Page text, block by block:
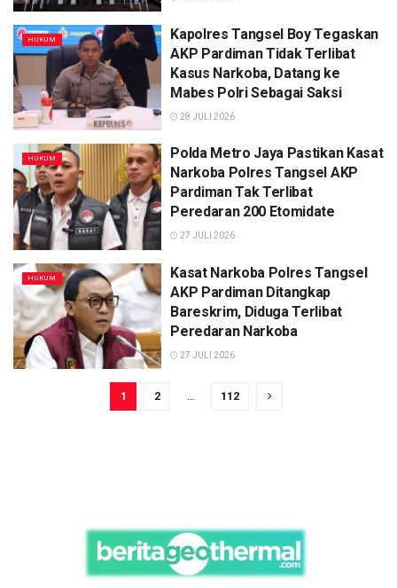
HUKUM
Kapolres Tangsel Boy Tegaskan
AKP Pardiman Tidak Terlibat
Kasus Narkoba, Datang ke
Mabes Polri Sebagai Saksi
28 JULI 2026
HUKUM
Polda Metro Jaya Pastikan Kasat
Narkoba Polres Tangsel AKP
Pardiman Tak Terlibat
Peredaran 200 Etomidate
27 JULI 2026
HUKUM
Kasat Narkoba Polres Tangsel
AKP Pardiman Ditangkap
Bareskrim, Diduga Terlibat
Peredaran Narkoba
27 JULI 2026
1 2 … 112